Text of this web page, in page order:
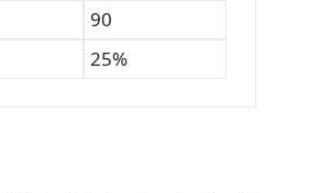
90
25%